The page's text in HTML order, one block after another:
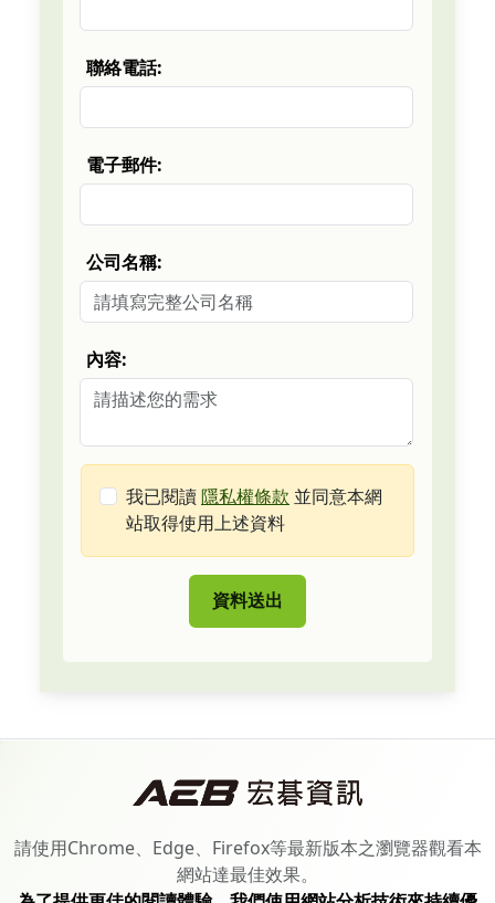
聯絡電話:
電子郵件:
公司名稱:
內容:
我已閱讀隱私權條款 並同意本網
站取得使用上述資料
資料送出
請使用Chrome、Edge、Firefox等最新版本之瀏覽器觀看本
網站達最佳效果。